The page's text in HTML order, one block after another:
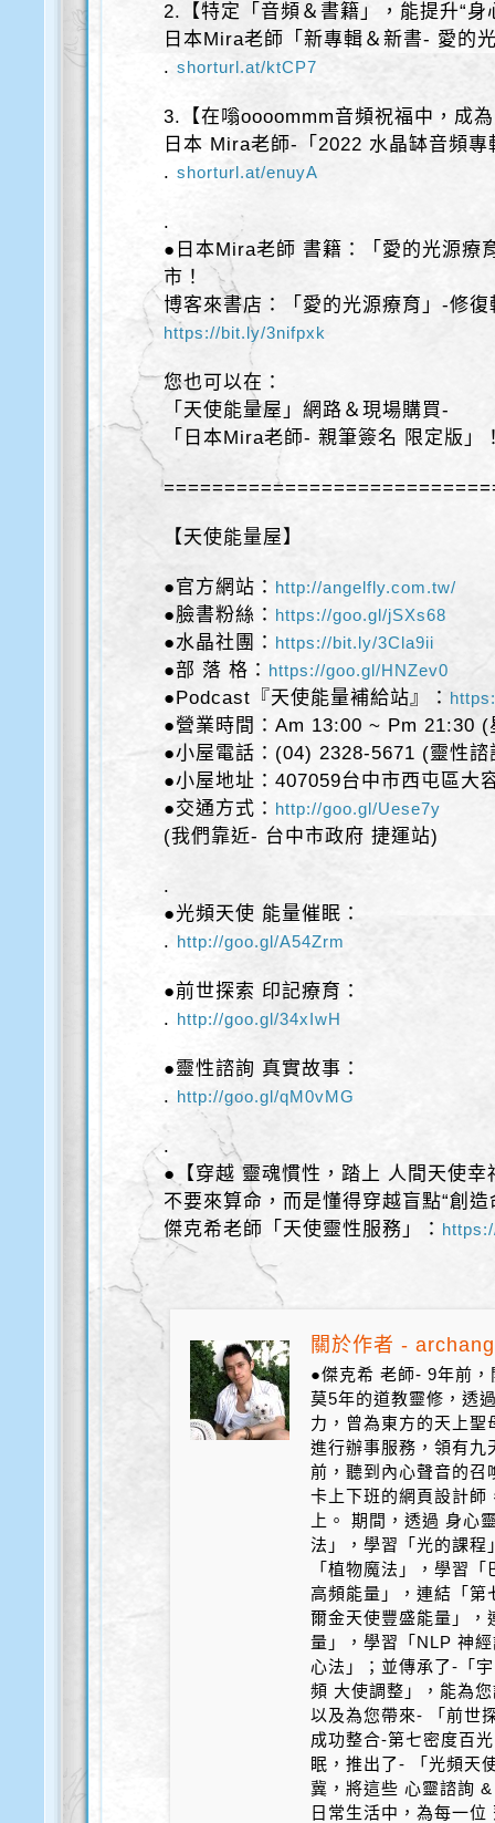
2.【特定「音頻＆書籍」，能提升“身
日本Mira老師「新專輯＆新書- 愛的
.shorturl.at/ktCP7
3.【在嗡oooommm音頻祝福中，成
日本 Mira老師-「2022 水晶缽音頻專
.shorturl.at/enuyA
.
●日本Mira老師 書籍：「愛的光源療
市！
博客來書店：「愛的光源療育」-修
https://bit.ly/3nifpxk
您也可以在：
「天使能量屋」網路＆現場購買-
「日本Mira老師- 親筆簽名 限定版」
【天使能量屋】
●官方網站： http://angelfly.com.tw/
●臉書粉絲： https://goo.gl/jSXs68
●水晶社團： https://bit.ly/3Cla9ii
●部 落 格： https://goo.gl/HNZev0
●Podcast『天使能量補給站』：
●營業時間：Am 13:00 ~ Pm 21:30 (
●小屋電話：(04) 2328-5671 (靈性
●小屋地址：407059台中市西屯區大
●交通方式： http://goo.gl/Uese7y
(我們靠近- 台中市政府 捷運站)
.
●光頻天使 能量催眠：
. http://goo.gl/A54Zrm
●前世探索 印記療育：
. http://goo.gl/34xIwH
●靈性諮詢 真實故事：
. http://goo.gl/qM0vMG
.
●【穿越 靈魂慣性，踏上 人間天使幸
不要來算命，而是懂得穿越盲點“創造
傑克希老師「天使靈性服務」：
關於作者 -
●傑克希 老師- 9年前
莫5年的道教靈修，透
力，曾為東方的天上
進行辦事服務，領有
前，聽到內心聲音的召
卡上下班的網頁設計師
上。 期間，透過 身心
法」，學習「光的課程
「植物魔法」，學習
高頻能量」，連結「第
爾金天使豐盛能量」，
量」，學習「NLP 神
心法」；並傳承了-「
頻 大使調整」，能為
以及為您帶來- 「前世
成功整合-第七密度百
眠，推出了- 「光頻天
冀，將這些 心靈諮詢
日常生活中，為每一